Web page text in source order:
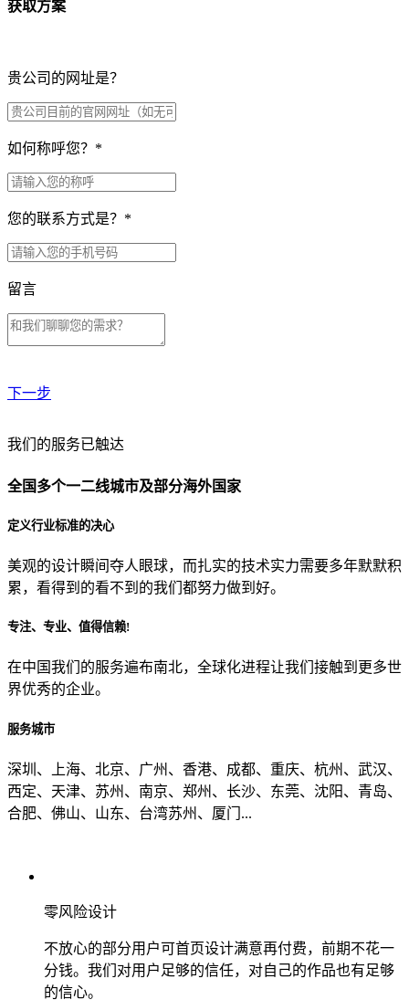
获取方案
贵公司的网址是？
如何称呼您？ *
您的联系方式是？ *
留言
下一步
贵公司预算范围是？
贵公司的团队规模是？
目前主要的营销渠道是？
我们的服务已触达
全国多个一二线城市及部分海外国家
定义行业标准的决心
美观的设计瞬间夺人眼球，而扎实的技术实力需要多年默默积
累，看得到的看不到的我们都努力做到好。
专注、专业、值得信赖!
在中国我们的服务遍布南北，全球化进程让我们接触到更多世
界优秀的企业。
服务城市
深圳、上海、北京、广州、香港、成都、重庆、杭州、武汉、
西定、天津、苏州、南京、郑州、长沙、东莞、沈阳、青岛、
合肥、佛山、山东、台湾苏州、厦门...
零风险设计
不放心的部分用户可首页设计满意再付费，前期不花一
分钱。我们对用户足够的信任，对自己的作品也有足够
的信心。